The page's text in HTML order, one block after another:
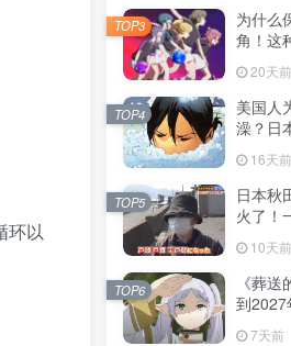
环以
为什么
角！这
们的生
20天前
TOP3
美国人
澡？日
藏在浴
16天前
TOP4
日本秋
火了！
不是玩
10天前
TOP5
《葬
到2027
这次慢
7天前
TOP6